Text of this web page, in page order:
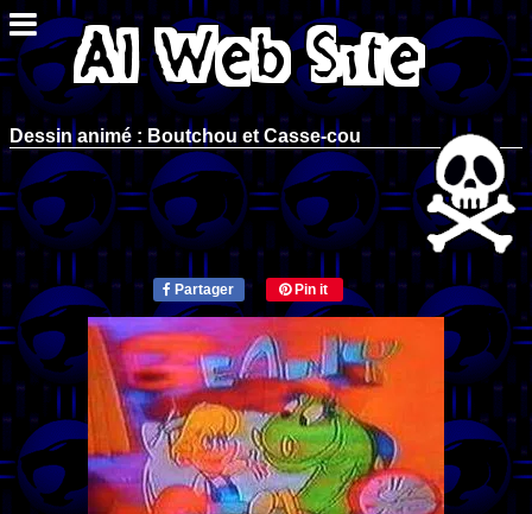
Dessin animé : Boutchou et Casse-cou
Partager Pin it